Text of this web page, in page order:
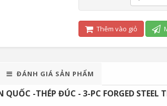
Thêm vào giỏ
ĐÁNH GIÁ SẢN PHẨM
QUỐC -THÉP ĐÚC - 3-PC FORGED STEEL